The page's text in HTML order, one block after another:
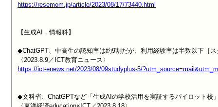
https://resemom.jp/article/2023/08/17/73440.html
【生成AI，情報科】
◆ChatGPT、中高生の認知率は約9割だが、利用経験率は半数以下［
https://ict-enews.net/2023/08/09studyplus-5/
◆文科省、ChatGPTなど「生成AIの学校活用を実証するパイロット校